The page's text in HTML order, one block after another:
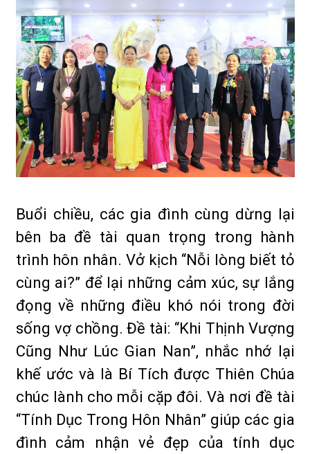
Buổi chiều, các gia đình cùng dừng lại
bên ba đề tài quan trọng trong hành
trình hôn nhân. Vở kịch “Nỗi lòng biết tỏ
cùng ai?” để lại những cảm xúc, sự lắng
đọng về những điều khó nói trong đời
sống vợ chồng. Đề tài: “Khi Thịnh Vượng
Cũng Như Lúc Gian Nan”, nhắc nhớ lại
khế ước và là Bí Tích được Thiên Chúa
chúc lành cho mỗi cặp đôi. Và nơi đề tài
“Tính Dục Trong Hôn Nhân” giúp các gia
đình cảm nhận vẻ đẹp của tính dục